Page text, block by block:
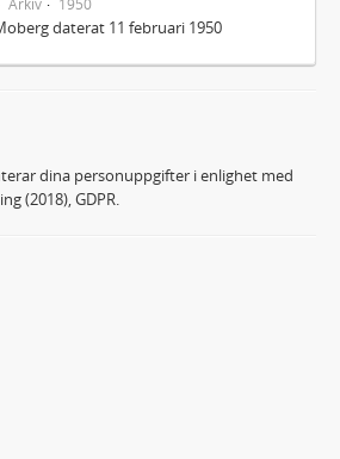
daterat 11 februari 1950
dina personuppgifter i enlighet med
(2018), GDPR.